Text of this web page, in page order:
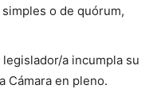
o de quórum,
a incumpla su
Cámara en pleno.